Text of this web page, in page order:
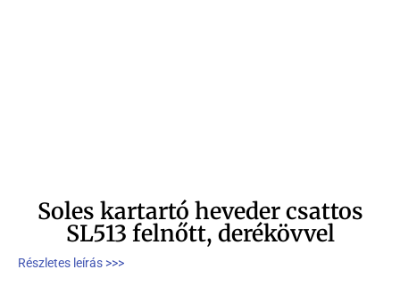
Soles kartartó heveder csattos
SL513 felnőtt, derékövvel
Részletes leírás >>>